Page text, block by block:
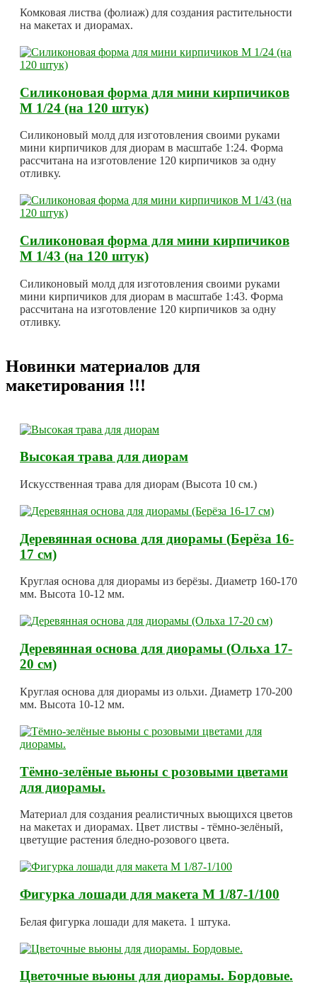
Комковая листва (фолиаж) для создания растительности
на макетах и диорамах.
Силиконовая форма для мини кирпичиков
М 1/24 (на 120 штук)
Силиконовый молд для изготовления своими руками
мини кирпичиков для диорам в масштабе 1:24. Форма
рассчитана на изготовление 120 кирпичиков за одну
отливку.
Силиконовая форма для мини кирпичиков
М 1/43 (на 120 штук)
Силиконовый молд для изготовления своими руками
мини кирпичиков для диорам в масштабе 1:43. Форма
рассчитана на изготовление 120 кирпичиков за одну
отливку.
Новинки материалов для
макетирования !!!
Высокая трава для диорам
Искусственная трава для диорам (Высота 10 см.)
Деревянная основа для диорамы (Берёза 16-
17 см)
Круглая основа для диорамы из берёзы. Диаметр 160-170
мм. Высота 10-12 мм.
Деревянная основа для диорамы (Ольха 17-
20 см)
Круглая основа для диорамы из ольхи. Диаметр 170-200
мм. Высота 10-12 мм.
Тёмно-зелёные вьюны с розовыми цветами
для диорамы.
Материал для создания реалистичных вьющихся цветов
на макетах и диорамах. Цвет листвы - тёмно-зелёный,
цветущие растения бледно-розового цвета.
Фигурка лошади для макета М 1/87-1/100
Белая фигурка лошади для макета. 1 штука.
Цветочные вьюны для диорамы. Бордовые.